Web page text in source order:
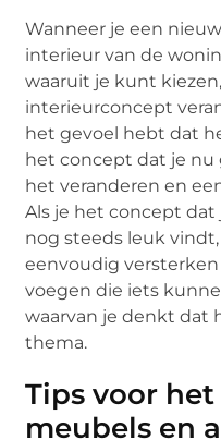
Wanneer je een
interieur van de
waaruit je kunt
interieurconcept
het gevoel hebt dat
het concept dat je
het veranderen en
Als je het concept
nog steeds leuk
eenvoudig
voegen die iets
waarvan je denkt dat
thema.
Tips voor
meubels en